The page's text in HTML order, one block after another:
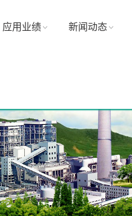
应用业绩 新闻动态